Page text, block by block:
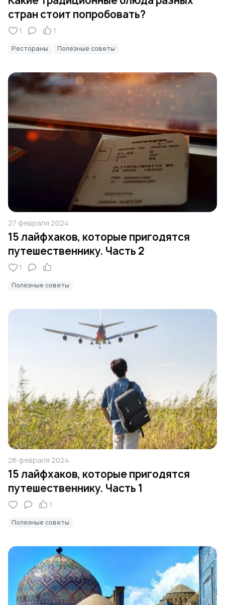
стран стоит попробовать?
1 1
Рестораны Полезные советы
27 февраля 2024
15 лайфхаков, которые пригодятся
путешественнику. Часть 2
1
Полезные советы
26 февраля 2024
15 лайфхаков, которые пригодятся
путешественнику. Часть 1
1
Полезные советы